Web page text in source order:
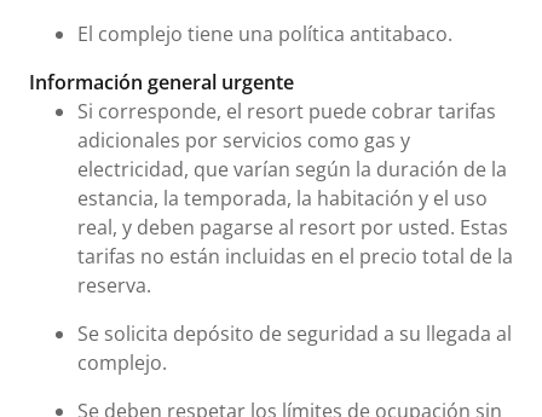
El complejo tiene una política antitabaco.
Información general urgente
Si corresponde, el resort puede cobrar tarifas
adicionales por servicios como gas y
electricidad, que varían según la duración de la
estancia, la temporada, la habitación y el uso
real, y deben pagarse al resort por usted. Estas
tarifas no están incluidas en el precio total de la
reserva.
Se solicita depósito de seguridad a su llegada al
complejo.
Se deben respetar los límites de ocupación sin